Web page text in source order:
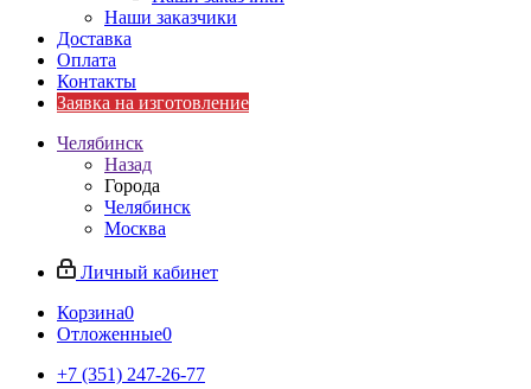
Наши заказчики
Доставка
Оплата
Контакты
Заявка на изготовление
Челябинск
Назад
Города
Челябинск
Москва
Личный кабинет
Корзина0
Отложенные0
+7 (351) 247-26-77